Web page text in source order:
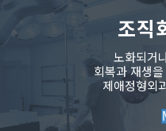
조직
노화되거
회복과 재생
제애정형외